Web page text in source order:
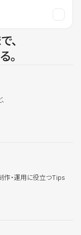
、
。
作・運用に役立つTips